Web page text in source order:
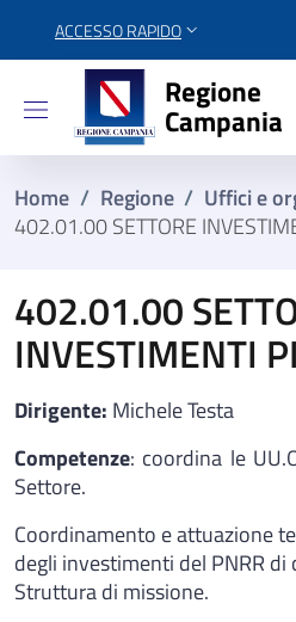
ACCESSO RAPIDO
Regione
Campania
Home / Regione / Uffici e
402.01.00 SETTORE
402.01.00
INVESTIMENTI
Dirigente: Michele Testa
Competenze: coordina le
Settore.
Coordinamento e attuazione
degli investimenti del PNRR di
Struttura di missione.